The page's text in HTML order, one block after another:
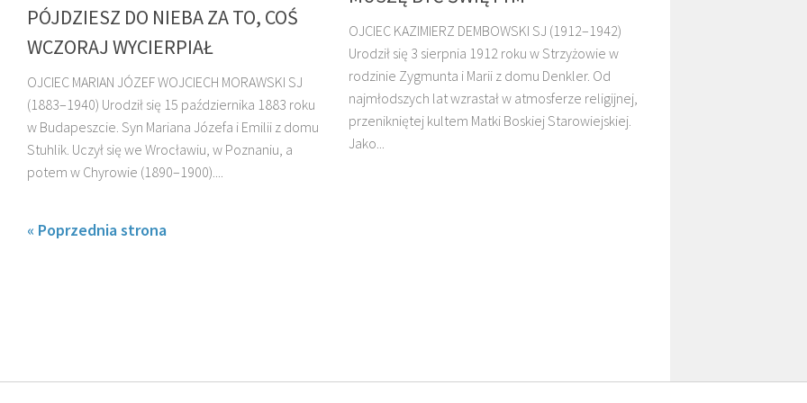
PÓJDZIESZ DO NIEBA ZA TO, COŚ
WCZORAJ WYCIERPIAŁ
OJCIEC MARIAN JÓZEF WOJCIECH MORAWSKI SJ
(1883–1940) Urodził się 15 października 1883 roku
w Budapeszcie. Syn Mariana Józefa i Emilii z domu
Stuhlik. Uczył się we Wrocławiu, w Poznaniu, a
potem w Chyrowie (1890–1900)....
OJCIEC KAZIMIERZ DEMBOWSKI SJ (1912–1942)
Urodził się 3 sierpnia 1912 roku w Strzyżowie w
rodzinie Zygmunta i Marii z domu Denkler. Od
najmłodszych lat wzrastał w atmosferze religijnej,
przenikniętej kultem Matki Boskiej Starowiejskiej.
Jako...
« Poprzednia strona
O. HENRYK
O. GERARD KARAS SJ
O. TADEUSZ
O. ADNRZEJ